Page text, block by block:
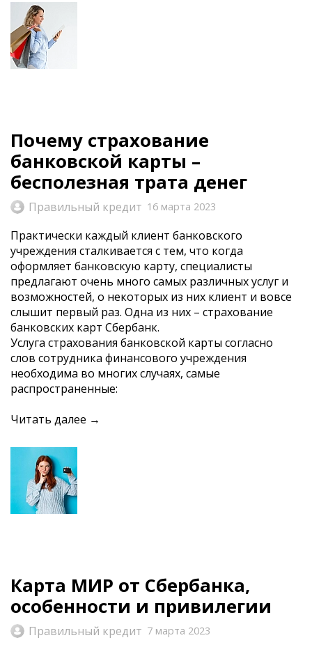
Почему страхование
банковской карты –
бесполезная трата денег
Правильный кредит 16 марта 2023
Практически каждый клиент банковского
учреждения сталкивается с тем, что когда
оформляет банковскую карту, специалисты
предлагают очень много самых различных услуг и
возможностей, о некоторых из них клиент и вовсе
слышит первый раз. Одна из них – страхование
банковских карт Сбербанк.
Услуга страхования банковской карты согласно
слов сотрудника финансового учреждения
необходима во многих случаях, самые
распространенные:
Читать далее →
Карта МИР от Сбербанка,
особенности и привилегии
Правильный кредит 7 марта 2023